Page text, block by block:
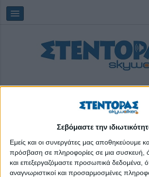
Σεβόμαστε την
Εμείς και οι συνεργάτες μας αποθηκεύουμε
πρόσβαση σε πληροφορίες σε μια συσκευή,
και επεξεργαζόμαστε προσωπικά δεδομένα,
αναγνωριστικοί και προσαρμοσμένες
Κυριακή, 09/08/2026
αγροτική δραστηριότητα